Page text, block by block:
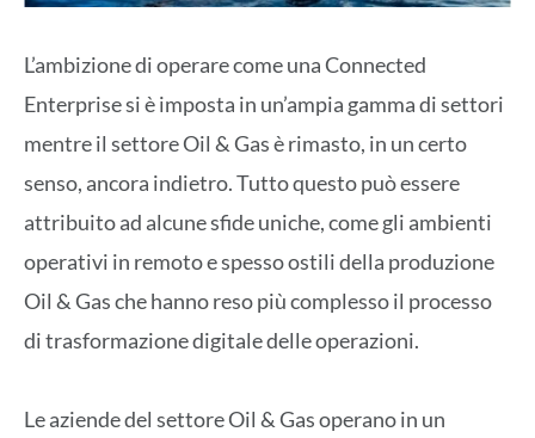
L’ambizione di operare come una Connected
Enterprise si è imposta in un’ampia gamma di settori
mentre il settore Oil & Gas è rimasto, in un certo
senso, ancora indietro. Tutto questo può essere
attribuito ad alcune sfide uniche, come gli ambienti
operativi in remoto e spesso ostili della produzione
Oil & Gas che hanno reso più complesso il processo
di trasformazione digitale delle operazioni.
Le aziende del settore Oil & Gas operano in un